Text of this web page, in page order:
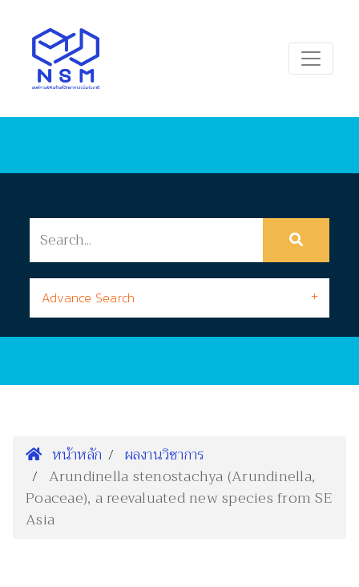
Advance Search
หน้าหลัก
ผลงานวิชาการ
Arundinella stenostachya (Arundinella,
Poaceae), a reevaluated new species from SE
Asia